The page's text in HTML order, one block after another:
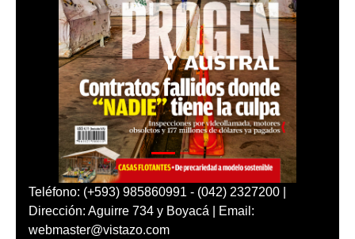
Teléfono: (+593) 985860991 - (042) 2327200 |
Dirección: Aguirre 734 y Boyacá | Email:
webmaster@vistazo.com